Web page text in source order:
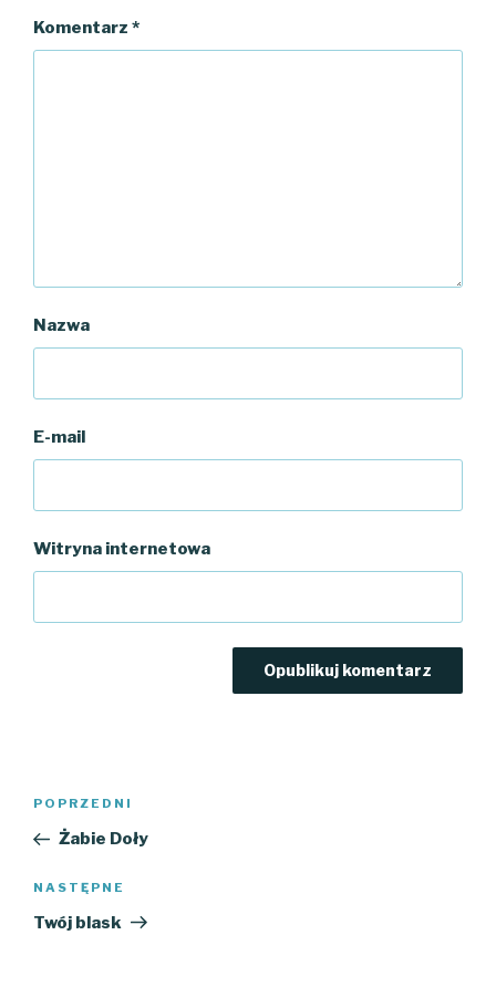
Komentarz *
Nazwa
E-mail
Witryna internetowa
wpisu
Poprzedni
wpis
POPRZEDNI
Żabie Doły
Następny
wpis
NASTĘPNE
Twój blask